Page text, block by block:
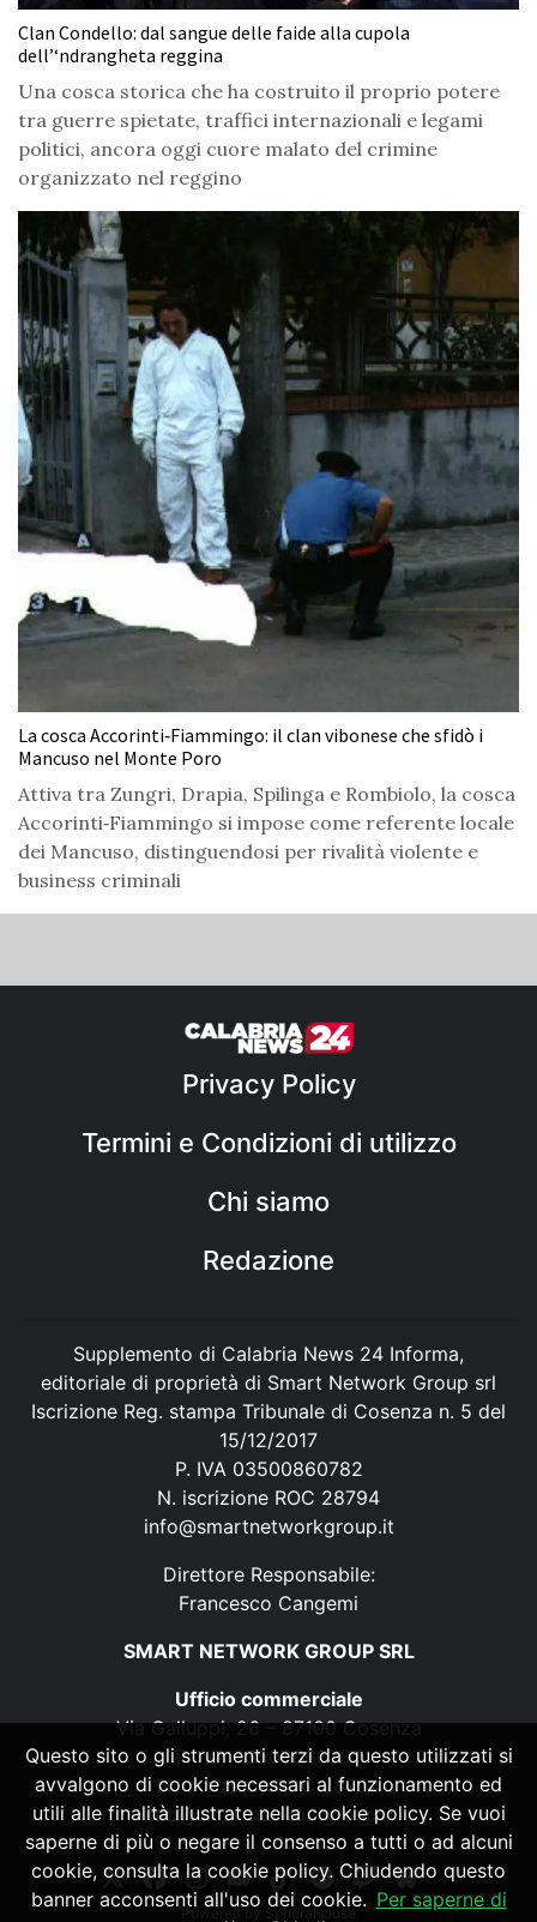
Clan Condello: dal sangue delle faide alla cupola
dell’‘ndrangheta reggina
Una cosca storica che ha costruito il proprio potere
tra guerre spietate, traffici internazionali e legami
politici, ancora oggi cuore malato del crimine
organizzato nel reggino
La cosca Accorinti‑Fiammingo: il clan vibonese che sfidò i
Mancuso nel Monte Poro
Attiva tra Zungri, Drapia, Spilinga e Rombiolo, la cosca
Accorinti‑Fiammingo si impose come referente locale
dei Mancuso, distinguendosi per rivalità violente e
business criminali
Privacy Policy
Termini e Condizioni di utilizzo
Chi siamo
Redazione
Supplemento di Calabria News 24 Informa,
editoriale di proprietà di Smart Network Group srl
Iscrizione Reg. stampa Tribunale di Cosenza n. 5 del
15/12/2017
P. IVA 03500860782
N. iscrizione ROC 28794
info@smartnetworkgroup.it
Direttore Responsabile:
Francesco Cangemi
SMART NETWORK GROUP SRL
Ufficio commerciale
Via Galluppi, 26 – 87100 Cosenza
P. IVA 03500860782
N. iscrizione ROC 28794
info@smartnetworkgroup.it
Powered by SpheraHouse
Questo sito o gli strumenti terzi da questo utilizzati si
avvalgono di cookie necessari al funzionamento ed
utili alle finalità illustrate nella cookie policy. Se vuoi
saperne di più o negare il consenso a tutti o ad alcuni
cookie, consulta la cookie policy. Chiudendo questo
banner acconsenti all'uso dei cookie. Per saperne di